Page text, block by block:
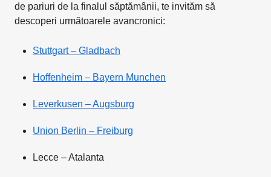
de pariuri de la finalul săptămânii, te invităm să
descoperi următoarele avancronici:
Stuttgart – Gladbach
Hoffenheim – Bayern Munchen
Leverkusen – Augsburg
Union Berlin – Freiburg
Lecce – Atalanta